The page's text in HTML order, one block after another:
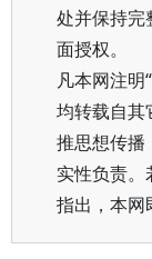
处并保持完
面授权。
凡本网注明
均转载自其
推思想传播
实性负责。
指出，本网